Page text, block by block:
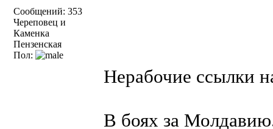
Сообщений: 353
Череповец и
Каменка
Пензенская
Пол:
Нерабочие ссылки
В боях за